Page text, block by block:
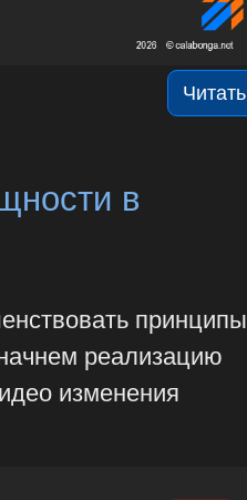
Читать
в
принципы
реализацию
изменения